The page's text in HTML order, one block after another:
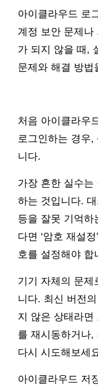
아이클라우드 로
계정 보안 문제나
가 되지 않을 때,
문제와 해결 방법
처음 아이클라우
로그인하는 경우,
니다.
가장 흔한 실수는
하는 것입니다.
등을 잘못 기억하
다면 ‘암호 재설
호를 설정해야 합
기기 자체의 문제
니다. 최신 버전
지 않은 상태라면
를 재시동하거나,
다시 시도해보세
아이클라우드 저